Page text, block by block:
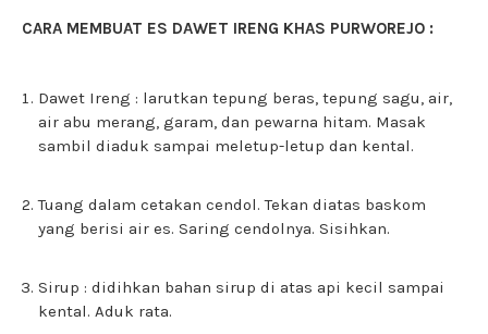
CARA MEMBUAT ES DAWET IRENG KHAS PURWOREJO :
Dawet Ireng : larutkan tepung beras, tepung sagu, air,
air abu merang, garam, dan pewarna hitam. Masak
sambil diaduk sampai meletup-letup dan kental.
Tuang dalam cetakan cendol. Tekan diatas baskom
yang berisi air es. Saring cendolnya. Sisihkan.
Sirup : didihkan bahan sirup di atas api kecil sampai
kental. Aduk rata.